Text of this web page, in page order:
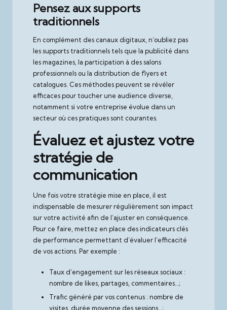
Pensez aux supports
traditionnels
En complément des canaux digitaux, n’oubliez pas
les supports traditionnels tels que la publicité dans
les magazines, la participation à des salons
professionnels ou la distribution de flyers et
catalogues. Ces méthodes peuvent se révéler
efficaces pour toucher une audience diverse,
notamment si votre entreprise évolue dans un
secteur où ces pratiques sont courantes.
Évaluez et ajustez votre
stratégie de
communication
Une fois votre stratégie mise en place, il est
indispensable de mesurer régulièrement son impact
sur votre activité afin de l’ajuster en conséquence.
Pour ce faire, mettez en place des indicateurs clés
de performance permettant d’évaluer l’efficacité
de vos actions. Par exemple :
Taux d’engagement sur les réseaux sociaux :
nombre de likes, partages, commentaires…;
Trafic généré par vos contenus : nombre de
visites, durée moyenne des sessions…;